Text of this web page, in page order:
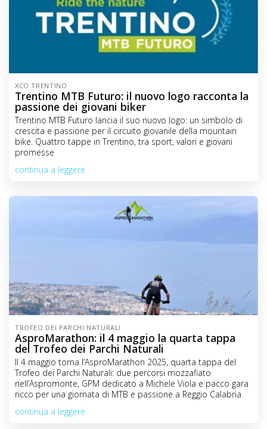
XCO TRENTINO
Trentino MTB Futuro: il nuovo logo racconta la
passione dei giovani biker
Trentino MTB Futuro lancia il suo nuovo logo: un simbolo di
crescita e passione per il circuito giovanile della mountain
bike. Quattro tappe in Trentino, tra sport, valori e giovani
promesse
continua a leggere
TROFEO DEI PARCHI NATURALI
AsproMarathon: il 4 maggio la quarta tappa
del Trofeo dei Parchi Naturali
Il 4 maggio torna l’AsproMarathon 2025, quarta tappa del
Trofeo dei Parchi Naturali: due percorsi mozzafiato
nell’Aspromonte, GPM dedicato a Michele Viola e pacco gara
ricco per una giornata di MTB e passione a Reggio Calabria
continua a leggere